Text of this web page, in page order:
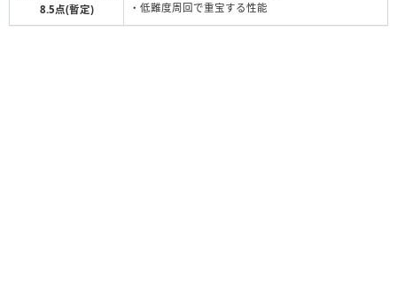
8.5点(暫定)
・低難度周回で重宝する性能